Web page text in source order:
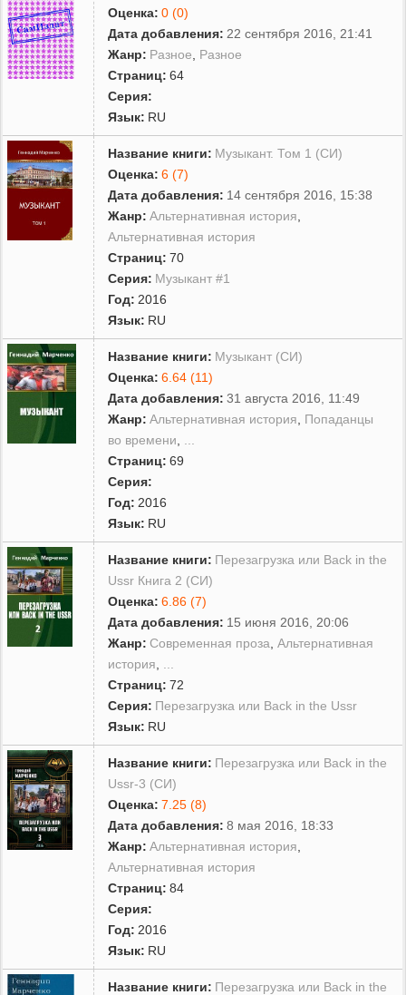
Оценка: 0 (0)
Дата добавления: 22 сентября 2016, 21:41
Жанр: Разное
Разное
Страниц: 64
Серия:
Язык: RU
Название книги: Музыкант. Том 1 (СИ)
Оценка: 6 (7)
Дата добавления: 14 сентября 2016, 15:38
Жанр: Альтернативная история
Альтернативная история
Страниц: 70
Серия: Музыкант #1
Год: 2016
Язык: RU
Название книги: Музыкант (СИ)
Оценка: 6.64 (11)
Дата добавления: 31 августа 2016, 11:49
Жанр: Альтернативная история
Попаданцы
во времени
Страниц: 69
Серия:
Год: 2016
Язык: RU
Название книги: Перезагрузка или Back in the
Ussr Книга 2 (СИ)
Оценка: 6.86 (7)
Дата добавления: 15 июня 2016, 20:06
Жанр: Современная проза ,Альтернативная
история
Страниц: 72
Серия: Перезагрузка или Back in the Ussr
Язык: RU
Название книги: Перезагрузка или Back in the
Ussr-3 (СИ)
Оценка: 7.25 (8)
Дата добавления: 8 мая 2016, 18:33
Жанр: Альтернативная история
Альтернативная история
Страниц: 84
Серия:
Год: 2016
Язык: RU
Название книги: Перезагрузка или Back in the